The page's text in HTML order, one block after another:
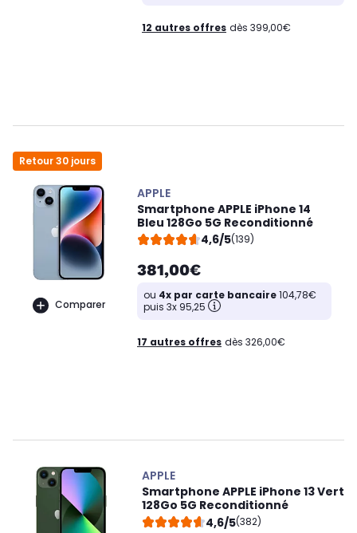
12 autres offres dès 399,00€
Retour 30 jours
Comparer
APPLE
Smartphone APPLE iPhone 14
Bleu 128Go 5G Reconditionné
4,6/5(139)
381,00€
ou 4x par carte bancaire104,78€
puis 3x 95,25
17 autres offres dès 326,00€
APPLE
Smartphone APPLE iPhone 13 Vert
128Go 5G Reconditionné
4,6/5(382)